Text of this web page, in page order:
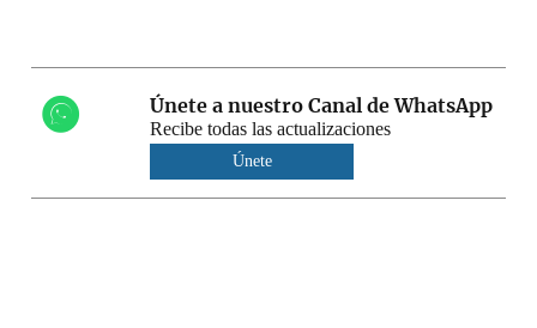
Únete a nuestro Canal de WhatsApp
Recibe todas las actualizaciones
Únete